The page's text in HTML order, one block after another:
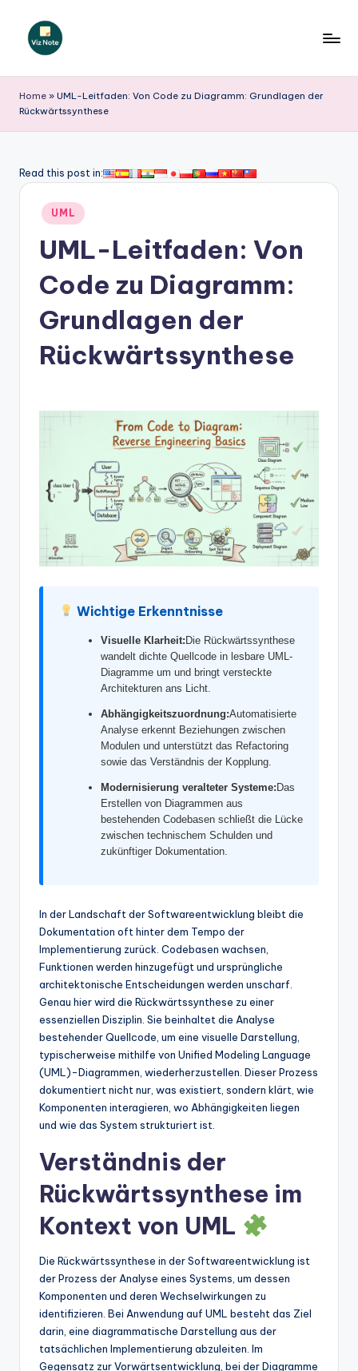
iz
N
t
m
A
tr
U
p
d
Home » UML-Leitfaden: Von Code zu Diagramm: Grundlagen der
Rückwärtssynthese
Read this post in:
Posted
in
UML
UML-Leitfaden: Von
Code zu Diagramm:
Grundlagen der
Rückwärtssynthese
Wichtige Erkenntnisse
Visuelle Klarheit: Die Rückwärtssynthese
wandelt dichte Quellcode in lesbare UML-
Diagramme um und bringt versteckte
Architekturen ans Licht.
Abhängigkeitszuordnung:Automatisierte
Analyse erkennt Beziehungen zwischen
Modulen und unterstützt das Refactoring
sowie das Verständnis der Kopplung.
Modernisierung veralteter Systeme: Das
Erstellen von Diagrammen aus
bestehenden Codebasen schließt die Lücke
zwischen technischem Schulden und
zukünftiger Dokumentation.
In der Landschaft der Softwareentwicklung bleibt die
Dokumentation oft hinter dem Tempo der
Implementierung zurück. Codebasen wachsen,
Funktionen werden hinzugefügt und ursprüngliche
architektonische Entscheidungen werden unscharf.
Genau hier wird die Rückwärtssynthese zu einer
essenziellen Disziplin. Sie beinhaltet die Analyse
bestehender Quellcode, um eine visuelle Darstellung,
typischerweise mithilfe von Unified Modeling Language
(UML)-Diagrammen, wiederherzustellen. Dieser Prozess
dokumentiert nicht nur, was existiert, sondern klärt, wie
Komponenten interagieren, wo Abhängigkeiten liegen
und wie das System strukturiert ist.
Verständnis der
Rückwärtssynthese im
Kontext von UML
Die Rückwärtssynthese in der Softwareentwicklung ist
der Prozess der Analyse eines Systems, um dessen
Komponenten und deren Wechselwirkungen zu
identifizieren. Bei Anwendung auf UML besteht das Ziel
darin, eine diagrammatische Darstellung aus der
tatsächlichen Implementierung abzuleiten. Im
Gegensatz zur Vorwärtsentwicklung, bei der Diagramme